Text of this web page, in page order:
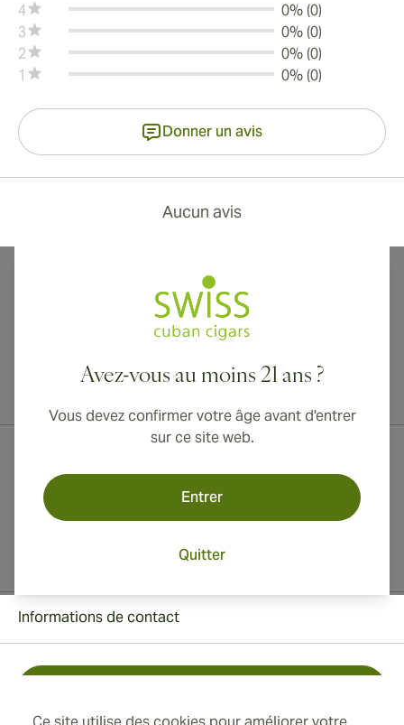
4
0% (0)
3
0% (0)
2
0% (0)
1
0% (0)
Donner un avis
Aucun avis
Avez-vous au moins 21 ans ?
Vous devez confirmer votre âge avant d'entrer
sur ce site web.
Entrer
Quitter
Livraison internationale disponible vers le Canada, le Royaume-Uni
Informations de contact